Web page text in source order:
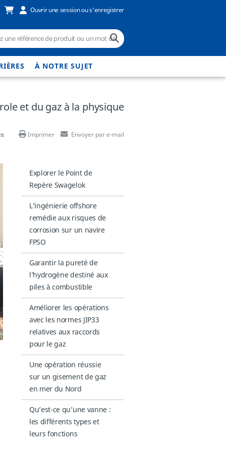
Ouvrir une session ou s'enregistrer
À NOTRE SUJET
et du gaz à la physique
Imprimer Envoyer par e-mail
Explorer le Point de
Repère Swagelok
L’ingénierie offshore
remédie aux risques de
corrosion sur un navire
FPSO
Garantir la pureté de
l’hydrogène destiné aux
piles à combustible
Améliorer les opérations
avec les normes JIP33
relatives aux raccords
pour le gaz
Une opération réussie
sur un gisement de gaz
en mer du Nord
Qu’est-ce qu’une vanne :
les différents types et
leurs fonctions